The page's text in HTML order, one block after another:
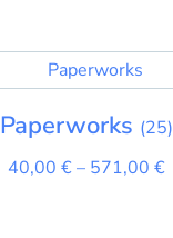
Paperworks (25)
40,00 €– 571,00 €